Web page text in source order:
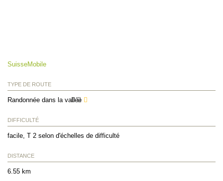
SuisseMobile
TYPE DE ROUTE
Randonnée dans la vallée
DIFFICULTÉ
facile, T 2 selon d'échelles de difficulté
DISTANCE
6.55 km